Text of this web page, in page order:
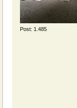
Post: 1.485